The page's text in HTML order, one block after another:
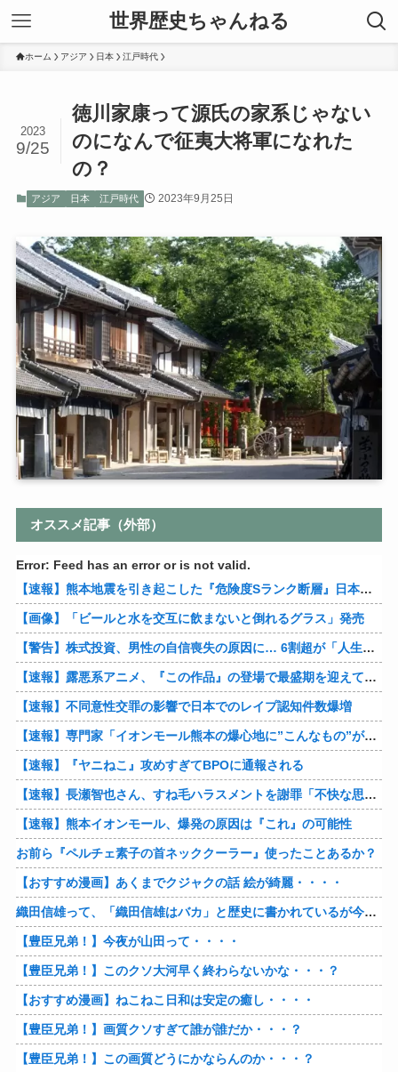
世界歴史ちゃんねる
ホーム アジア 日本 江戸時代
徳川家康って源氏の家系じゃない
のになんで征夷大将軍になれた
の？
2023
9/25
アジア 日本 江戸時代 2023年9月25日
オススメ記事（外部）
Error: Feed has an error or is not valid.
【速報】熊本地震を引き起こした『危険度Sランク断層』日本のド真ん中に10カ所もあると判明
【画像】「ビールと水を交互に飲まないと倒れるグラス」発売
【警告】株式投資、男性の自信喪失の原因に… 6割超が「人生の敗者」自認
【速報】露悪系アニメ、『この作品』の登場で最盛期を迎えてしまう…
【速報】不同意性交罪の影響で日本でのレイプ認知件数爆増
【速報】専門家「イオンモール熊本の爆心地に”こんなもの”があったんだけど…」
【速報】『ヤニねこ』攻めすぎてBPOに通報される
【速報】長瀬智也さん、すね毛ハラスメントを謝罪「不快な思いをさせて申し訳ありませんでした」
【速報】熊本イオンモール、爆発の原因は『これ』の可能性
お前ら『ペルチェ素子の首ネッククーラー』使ったことあるか？
【おすすめ漫画】あくまでクジャクの話 絵が綺麗・・・・
織田信雄って、「織田信雄はバカ」と歴史に書かれているが今まで家が残っているんでバカではないよな？
【豊臣兄弟！】今夜が山田って・・・・
【豊臣兄弟！】このクソ大河早く終わらないかな・・・？
【おすすめ漫画】ねこねこ日和は安定の癒し・・・・
【豊臣兄弟！】画質クソすぎて誰が誰だか・・・？
【豊臣兄弟！】この画質どうにかならんのか・・・？